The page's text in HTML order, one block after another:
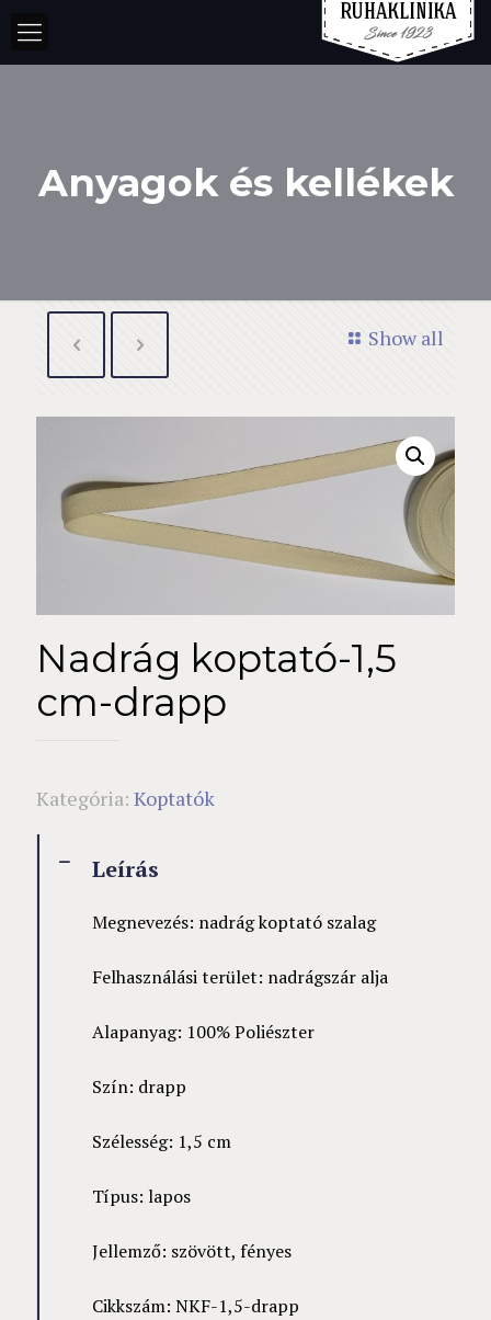
Anyagok és kellékek
Show all
Nadrág koptató-1,5
cm-drapp
Kategória: Koptatók
Leírás
Megnevezés: nadrág koptató szalag
Felhasználási terület: nadrágszár alja
Alapanyag: 100% Poliészter
Szín: drapp
Szélesség: 1,5 cm
Típus: lapos
Jellemző: szövött, fényes
Cikkszám: NKF-1,5-drapp